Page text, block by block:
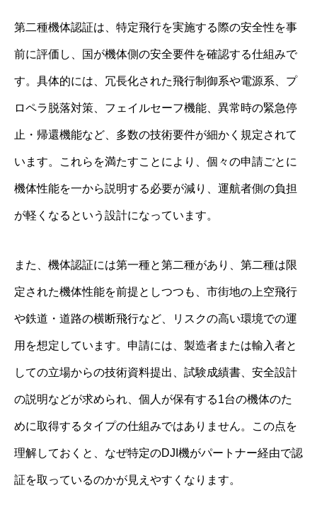
第二種機体認証は、特定飛行を実施する際の安全性を事
前に評価し、国が機体側の安全要件を確認する仕組みで
す。具体的には、冗長化された飛行制御系や電源系、プ
ロペラ脱落対策、フェイルセーフ機能、異常時の緊急停
止・帰還機能など、多数の技術要件が細かく規定されて
います。これらを満たすことにより、個々の申請ごとに
機体性能を一から説明する必要が減り、運航者側の負担
が軽くなるという設計になっています。
また、機体認証には第一種と第二種があり、第二種は限
定された機体性能を前提としつつも、市街地の上空飛行
や鉄道・道路の横断飛行など、リスクの高い環境での運
用を想定しています。申請には、製造者または輸入者と
しての立場からの技術資料提出、試験成績書、安全設計
の説明などが求められ、個人が保有する1台の機体のた
めに取得するタイプの仕組みではありません。この点を
理解しておくと、なぜ特定のDJI機がパートナー経由で認
証を取っているのかが見えやすくなります。